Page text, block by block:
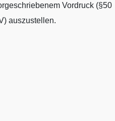
Vordruck (§50
auszustellen.